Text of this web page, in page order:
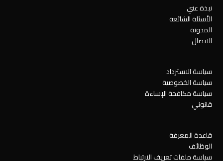
نبذة عني
الأسئلة الشائعة
المدونة
الاتصال
سياسة الاسترداد
سياسة الخصوصية
سياسة مكافحة الإساءة
قانوني
قاعدة المعرفة
الوظائف
سياسة ملفات تعريف الارتباط